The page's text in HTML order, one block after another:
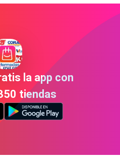
la app con
tiendas